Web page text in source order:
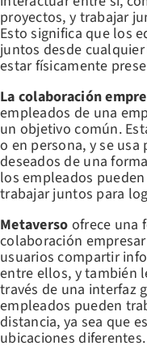
proyectos, y trabajar
Esto significa que los
juntos desde
estar físicamente
La colaboración
empleados de una
un objetivo común.
o en persona, y se
deseados de una
los empleados
trabajar juntos para
Metaverso ofrece una
colaboración
usuarios compartir
entre ellos, y también
través de una interfaz
empleados pueden
distancia, ya sea que
ubicaciones diferentes.